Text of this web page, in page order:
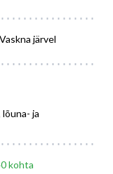
järvel
ja
kohta